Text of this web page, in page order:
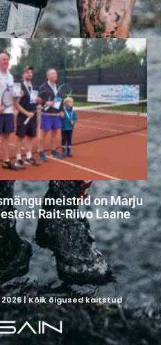
meistrid on Marju
Rait-Riivo Laane
| Kõik õigused kaitstud